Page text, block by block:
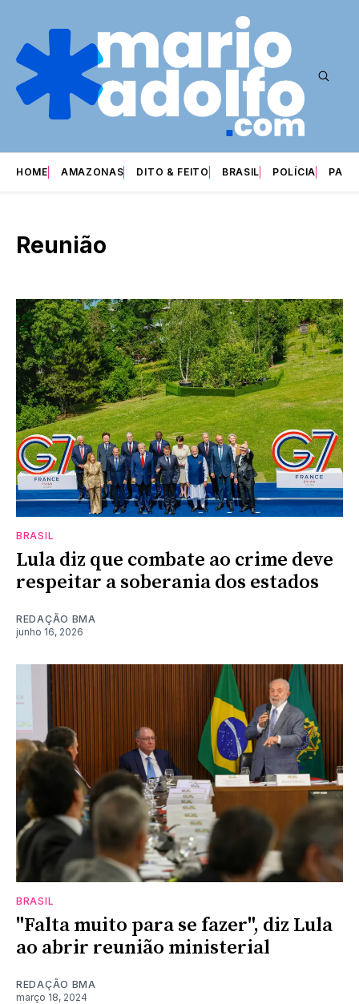
HOME AMAZONAS DITO & FEITO BRASIL POLÍCIA
Reunião
BRASIL
Lula diz que combate ao crime deve
respeitar a soberania dos estados
REDAÇÃO BMA
junho 16, 2026
BRASIL
"Falta muito para se fazer", diz Lula
ao abrir reunião ministerial
REDAÇÃO BMA
março 18, 2024